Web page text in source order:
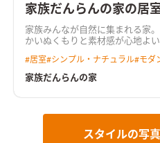
家族だんらんの家の居
家族みんなが自然に集まれる家
かいぬくもりと素材感が心地よい
#居室#シンプル・ナチュラル#モダ
家族だんらんの家
スタイルの写